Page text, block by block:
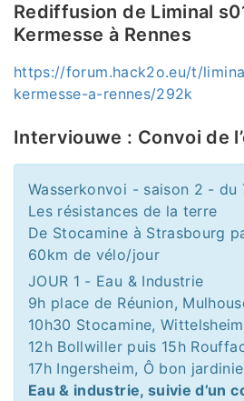
Rediffusion de Liminal
Kermesse à Rennes
https://forum.hack2o.eu/t/
kermesse-a-rennes/292k
Interviouwe : Convoi de
Wasserkonvoi - saison 2 - du
Les résistances de la terre
De Stocamine à Strasbourg
60km de vélo/jour
JOUR 1 - Eau & Industrie
9h place de Réunion,
10h30 Stocamine, Wittelsheim
12h Bollwiller puis 15h
17h Ingersheim, Ô bon
Eau & industrie, suivie d’un